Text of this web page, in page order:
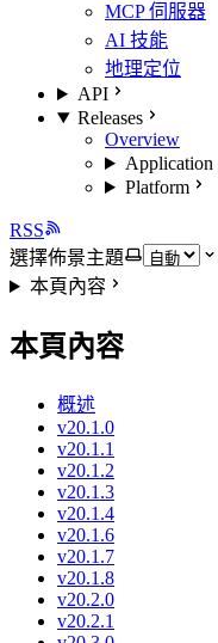
MCP 伺服器
AI 技能
地理定位
API
Releases
Overview
Application
Platform
RSS
選擇佈景主題
本頁內容
本頁內容
概述
v20.1.0
v20.1.1
v20.1.2
v20.1.3
v20.1.4
v20.1.6
v20.1.7
v20.1.8
v20.2.0
v20.2.1